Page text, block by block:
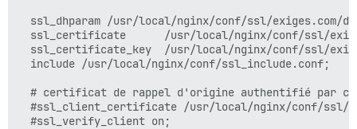
                proxy_http_version 1.1;
proxy_set_header X-Forwarded-For
#proxy_set_header X-Forwarded-Proto
proxy_set_header X-Real-IP
# bloquer les exploits courants, les injections sql
#include /usr/local/nginx/conf/block.conf;
ssl_dhparam /usr/local/nginx/conf/ssl/exiges.com/
ssl_certificate      /usr/local/nginx/conf/ssl/
ssl_certificate_key  /usr/local/nginx/conf/ssl/
  include /usr/local/nginx/conf/ssl_include.conf;
# certificat de rappel d'origine authentifié par
#ssl_client_certificate /usr/local/nginx/conf/ssl/
  #ssl_verify_client on;